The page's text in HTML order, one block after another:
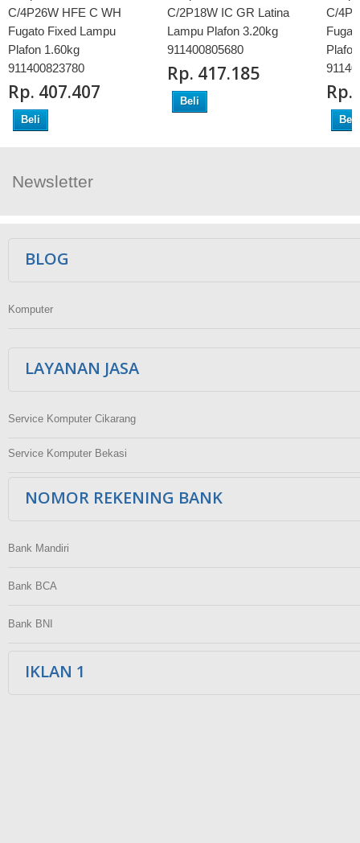
C/4P26W HFE C WH
Fugato Fixed Lampu
Plafon 1.60kg
911400823780
Rp‎. 407.407
Beli
C/2P18W IC GR Latina
Lampu Plafon 3.20kg
911400805680
Rp‎. 417.185
Beli
C/
Rp‎.
Beli
Newsletter
BLOG
Komputer
LAYANAN JASA
Service Komputer Cikarang
Service Komputer Bekasi
NOMOR REKENING BANK
Bank Mandiri
Bank BCA
Bank BNI
IKLAN 1